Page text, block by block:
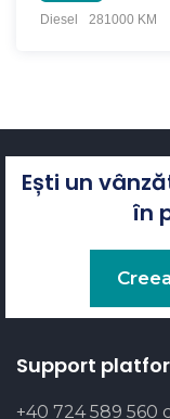
Diesel
281000 KM
Ești un
în
Support
+40 724 589 560